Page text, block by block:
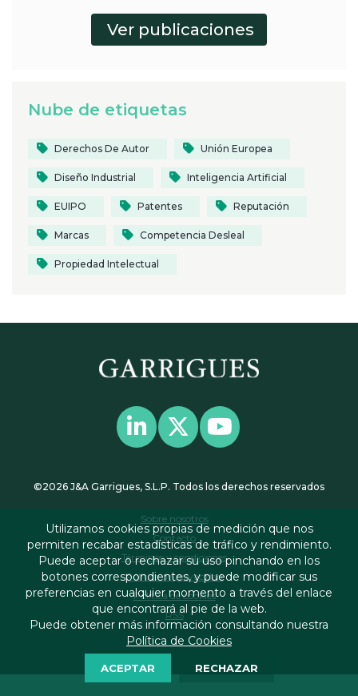
Nube de etiquetas
Derechos De Autor Unión Europea
Diseño Industrial Inteligencia Artificial
EUIPO Patentes Reputación
Marcas Competencia Desleal
Propiedad Intelectual
©2026 J&A Garrigues, S.L.P. Todos los derechos reservados
Sobre nosotros
Contacto
Términos y condiciones
Política de privacidad
Política de cookies
RSS
Utilizamos cookies propias de medición que nos
permiten recabar estadísticas de tráfico y rendimiento.
Puede aceptar o rechazar su uso pinchando en los
botones correspondientes, y puede modificar sus
preferencias en cualquier momento a través del enlace
que encontrará al pie de la web.
Puede obtener más información consultando nuestra
Política de Cookies
ACEPTAR RECHAZAR